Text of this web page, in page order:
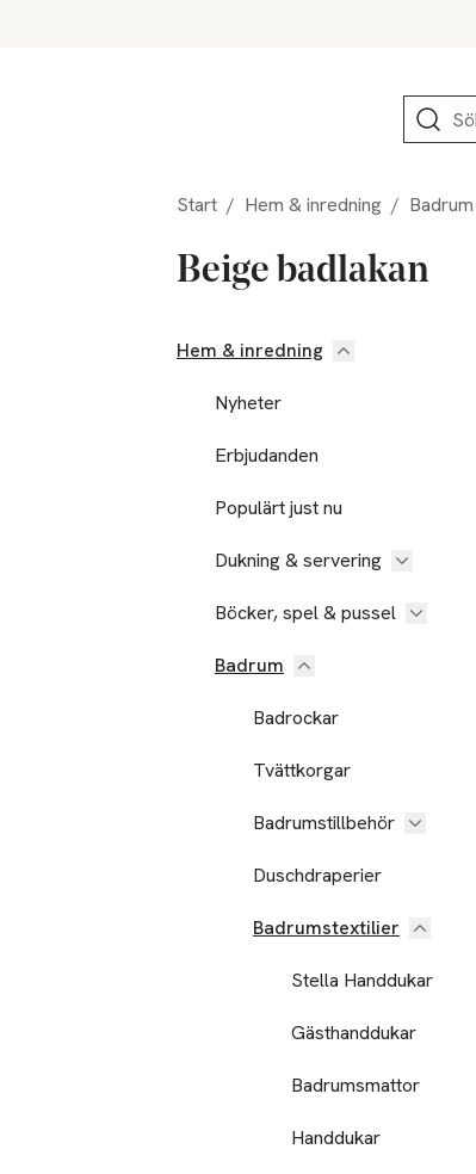
Sök
Start / Hem & inredning / Badrum
Beige badlakan
Hoppa till produktsidan
Hem & inredning
Nyheter
Erbjudanden
Populärt just nu
Dukning & servering
Böcker, spel & pussel
Badrum
Badrockar
Tvättkorgar
Badrumstillbehör
Duschdraperier
Badrumstextilier
Stella Handdukar
Gästhanddukar
Badrumsmattor
Handdukar